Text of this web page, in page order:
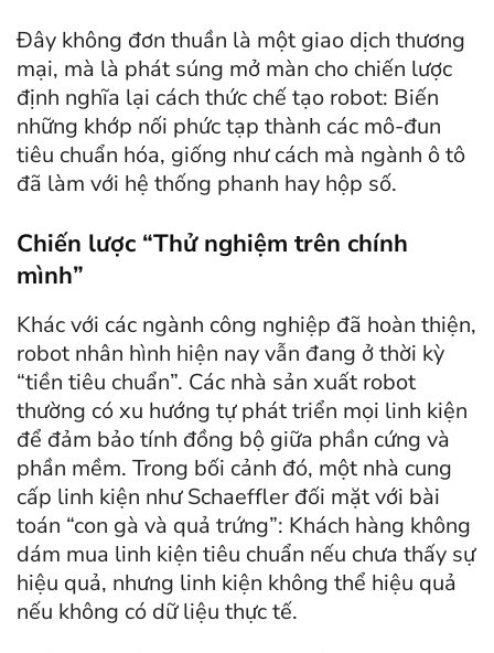
Đây không đơn thuần là một giao dịch thương
mại, mà là phát súng mở màn cho chiến lược
định nghĩa lại cách thức chế tạo robot: Biến
những khớp nối phức tạp thành các mô-đun
tiêu chuẩn hóa, giống như cách mà ngành ô tô
đã làm với hệ thống phanh hay hộp số.
Chiến lược “Thử nghiệm trên chính
mình”
Khác với các ngành công nghiệp đã hoàn thiện,
robot nhân hình hiện nay vẫn đang ở thời kỳ
“tiền tiêu chuẩn”. Các nhà sản xuất robot
thường có xu hướng tự phát triển mọi linh kiện
để đảm bảo tính đồng bộ giữa phần cứng và
phần mềm. Trong bối cảnh đó, một nhà cung
cấp linh kiện như Schaeffler đối mặt với bài
toán “con gà và quả trứng”: Khách hàng không
dám mua linh kiện tiêu chuẩn nếu chưa thấy sự
hiệu quả, nhưng linh kiện không thể hiệu quả
nếu không có dữ liệu thực tế.